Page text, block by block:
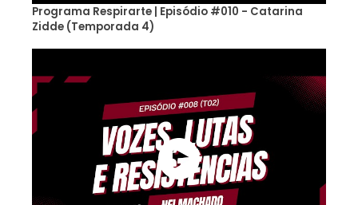
Programa Respirarte | Episódio #010 - Catarina
Zidde (Temporada 4)